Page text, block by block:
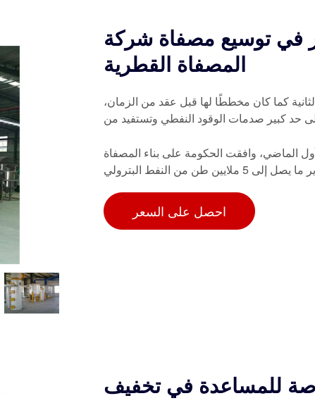
في توسيع مصفاة شركة
المصفاة القطرية
كما كان مخططًا لها قبل عقد من الزمان،
حد كبير صدمات الوقود النفطي وتستفيد من
الماضي، وافقت الحكومة على بناء المصفاة
احصل على السعر
للمساعدة في تخفيف